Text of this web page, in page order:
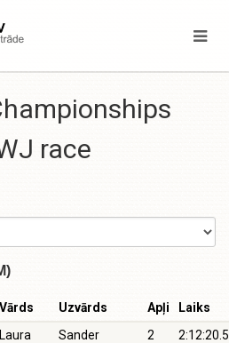
race
Vārds Uzvārds Apļi
Laiks
Laura
Sander 2 2:12:20.5